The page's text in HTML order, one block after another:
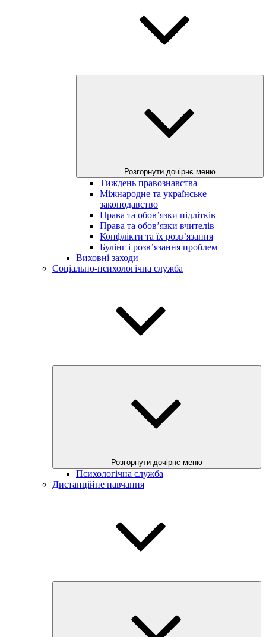
Розгорнути дочірнє меню
Тиждень правознавства
Міжнародне та українське
законодавство
Права та обов’язки підлітків
Права та обов’язки вчителів
Конфлікти та їх розв’язання
Булінг і розв’язання проблем
Виховні заходи
Соціально-психологічна служба
Розгорнути дочірнє меню
Психологічна служба
Дистанційне навчання